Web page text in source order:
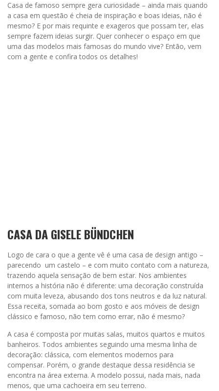
Casa de famoso sempre gera curiosidade – ainda mais quando
a casa em questão é cheia de inspiração e boas ideias, não é
mesmo? E por mais requinte e exageros que possam ter, elas
sempre fazem ideias surgir. Quer conhecer o espaço em que
uma das modelos mais famosas do mundo vive? Então, vem
com a gente e confira todos os detalhes!
CASA DA GISELE BÜNDCHEN
Logo de cara o que a gente vê é uma casa de design antigo –
parecendo um castelo – e com muito contato com a natureza,
trazendo aquela sensação de bem estar. Nos ambientes
internos a história não é diferente: uma decoração construída
com muita leveza, abusando dos tons neutros e da luz natural.
Essa receita, somada ao bom gosto e aos móveis de design
clássico e famoso, não tem como errar, não é mesmo?
A casa é composta por muitas salas, muitos quartos e muitos
banheiros. Todos ambientes seguindo uma mesma linha de
decoração: clássica, com elementos modernos para
compensar. Porém, o grande destaque dessa residência se
encontra na área externa. A modelo possui, nada mais, nada
menos, que uma cachoeira em seu terreno.